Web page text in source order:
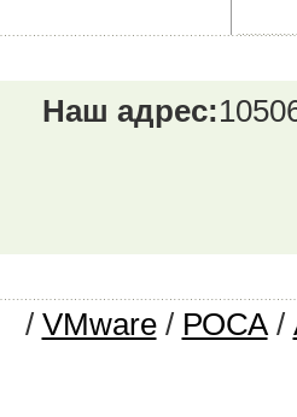
Наш адрес:
/ VMware/ РОСА/